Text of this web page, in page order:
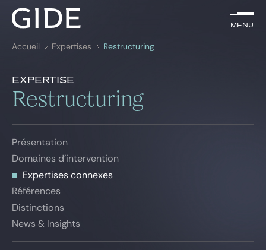
Menu
Rechercher parmots-clés
Menu
Avocats
Expertises
Global
News & insights
Notre cabinet
Accueil Expertises Restructuring
Expertise
Restructuring
Expertises connexes
Présentation
Domaines d'intervention
Expertises connexes
Références
News & Insights
Présentation
Domaines d'intervention
Expertises connexes
Références
Distinctions
News & Insights